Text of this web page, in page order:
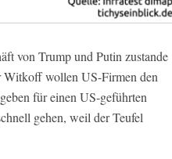
von Trump und Putin zustande
Witkoff wollen US-Firmen den
für einen US-geführten
gehen, weil der Teufel